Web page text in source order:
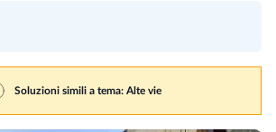
Soluzioni simili a tema: Alte vie